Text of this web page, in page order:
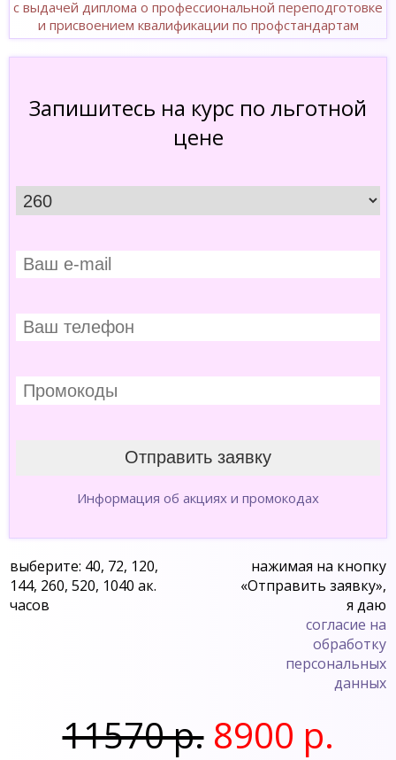
с выдачей диплома о профессиональной переподготовке
и присвоением квалификации по профстандартам
Запишитесь на курс по льготной
цене
Информация об акциях и промокодах
выберите: 40, 72, 120,
144, 260, 520, 1040 ак.
часов
нажимая на кнопку
«Отправить заявку»,
я даю
согласие на
обработку
персональных
данных
11570 р. 8900 р.